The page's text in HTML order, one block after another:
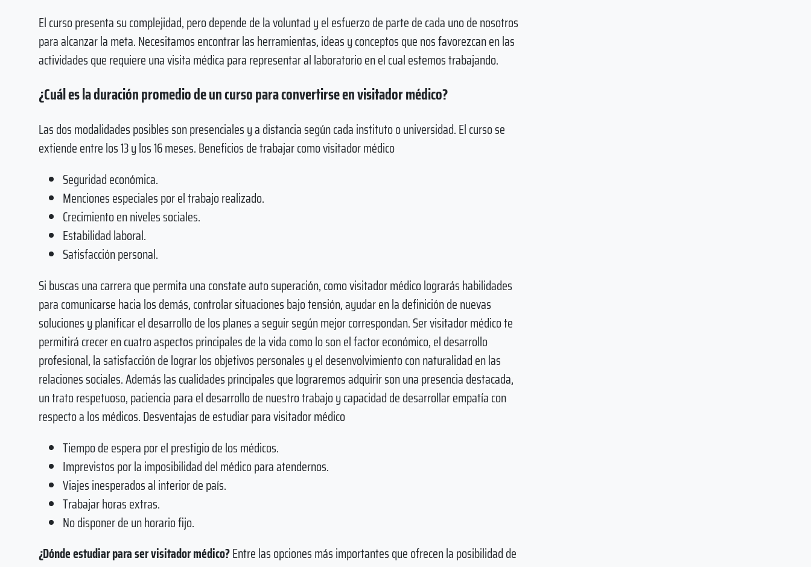
El curso presenta su complejidad, pero depende de la voluntad y el esfuerzo de parte de cada uno de nosotros
para alcanzar la meta. Necesitamos encontrar las herramientas, ideas y conceptos que nos favorezcan en las
actividades que requiere una visita médica para representar al laboratorio en el cual estemos trabajando.
¿Cuál es la duración promedio de un curso para convertirse en visitador médico?
Las dos modalidades posibles son presenciales y a distancia según cada instituto o universidad. El curso se
extiende entre los 13 y los 16 meses. Beneficios de trabajar como visitador médico
Seguridad económica.
Menciones especiales por el trabajo realizado.
Crecimiento en niveles sociales.
Estabilidad laboral.
Satisfacción personal.
Si buscas una carrera que permita una constate auto superación, como visitador médico lograrás habilidades
para comunicarse hacia los demás, controlar situaciones bajo tensión, ayudar en la definición de nuevas
soluciones y planificar el desarrollo de los planes a seguir según mejor correspondan. Ser visitador médico te
permitirá crecer en cuatro aspectos principales de la vida como lo son el factor económico, el desarrollo
profesional, la satisfacción de lograr los objetivos personales y el desenvolvimiento con naturalidad en las
relaciones sociales. Además las cualidades principales que lograremos adquirir son una presencia destacada,
un trato respetuoso, paciencia para el desarrollo de nuestro trabajo y capacidad de desarrollar empatía con
respecto a los médicos. Desventajas de estudiar para visitador médico
Tiempo de espera por el prestigio de los médicos.
Imprevistos por la imposibilidad del médico para atendernos.
Viajes inesperados al interior de país.
Trabajar horas extras.
No disponer de un horario fijo.
¿Dónde estudiar para ser visitador médico?Entre las opciones más importantes que ofrecen la posibilidad de